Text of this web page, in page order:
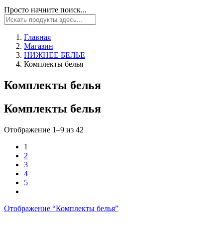
Просто начните поиск...
Главная
Магазин
НИЖНЕЕ БЕЛЬЕ
Комплекты белья
Комплекты белья
Комплекты белья
Отображение 1–9 из 42
1
2
3
4
5
Отображение “Комплекты белья”